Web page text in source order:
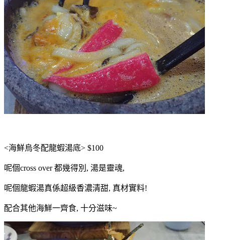
<海鮮烏冬配龍蝦湯底> $100
呢個cross over 都幾得別, 湯是靈魂,
呢個龍蝦湯真係超級香濃清甜, 真材實料!
配合其他海鮮一齊食, 十分滋味~